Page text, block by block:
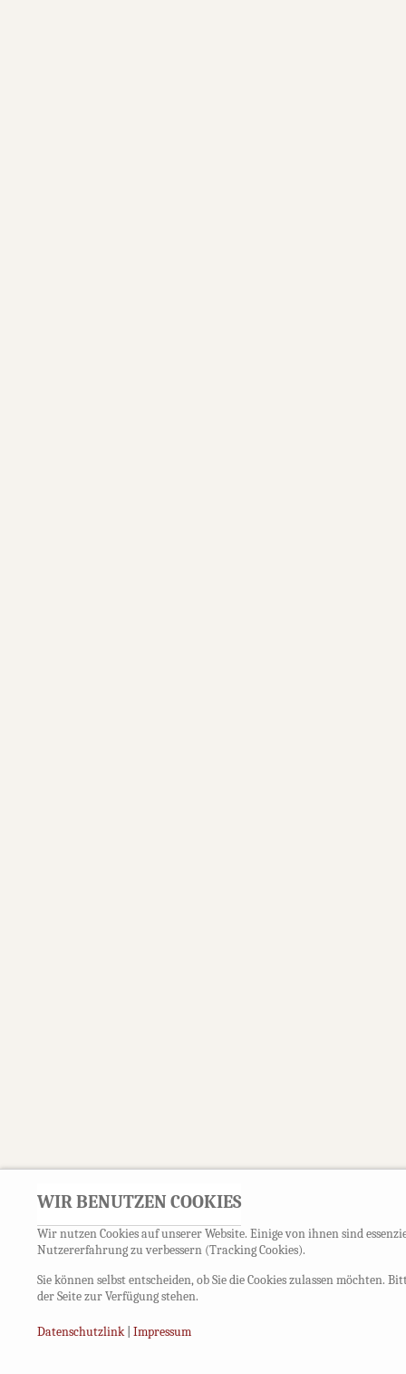
WIR BENUTZEN COOKIES
Wir nutzen Cookies auf unserer Website. Einige von ihnen sind
Nutzererfahrung zu verbessern (Tracking Cookies).
Sie können selbst entscheiden, ob Sie die Cookies zulassen
der Seite zur Verfügung stehen.
Datenschutzlink Impressum